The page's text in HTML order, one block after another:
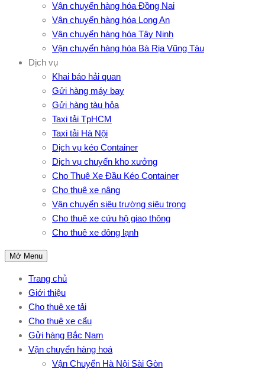
Vận chuyển hàng hóa Đồng Nai
Vận chuyển hàng hóa Long An
Vận chuyển hàng hóa Tây Ninh
Vận chuyển hàng hóa Bà Rịa Vũng Tàu
Dịch vụ
Khai báo hải quan
Gửi hàng máy bay
Gửi hàng tàu hỏa
Taxi tải TpHCM
Taxi tải Hà Nội
Dịch vụ kéo Container
Dịch vụ chuyển kho xưởng
Cho Thuê Xe Đầu Kéo Container
Cho thuê xe nâng
Vận chuyển siêu trường siêu trọng
Cho thuê xe cứu hộ giao thông
Cho thuê xe đông lạnh
Mở Menu
Trang chủ
Giới thiệu
Cho thuê xe tải
Cho thuê xe cẩu
Gửi hàng Bắc Nam
Vận chuyển hàng hoá
Vận Chuyển Hà Nội Sài Gòn